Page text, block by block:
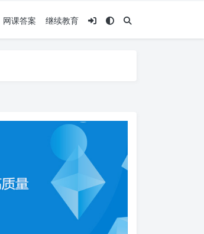
网课答案 继续教育